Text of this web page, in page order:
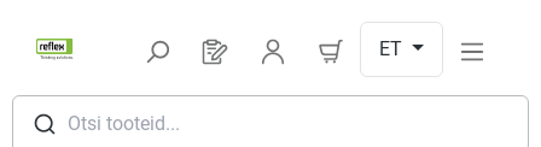
Otsi tooteid...
Sul on 0 toodet soovinimekirjas
ET